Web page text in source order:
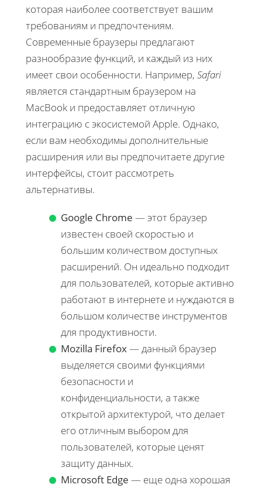
которая наиболее соответствует вашим
требованиям и предпочтениям.
Современные браузеры предлагают
разнообразие функций, и каждый из них
имеет свои особенности. Например, Safari
является стандартным браузером на
MacBook и предоставляет отличную
интеграцию с экосистемой Apple. Однако,
если вам необходимы дополнительные
расширения или вы предпочитаете другие
интерфейсы, стоит рассмотреть
альтернативы.
Google Chrome — этот браузер
известен своей скоростью и
большим количеством доступных
расширений. Он идеально подходит
для пользователей, которые активно
работают в интернете и нуждаются в
большом количестве инструментов
для продуктивности.
Mozilla Firefox— данный браузер
выделяется своими функциями
безопасности и
конфиденциальности, а также
открытой архитектурой, что делает
его отличным выбором для
пользователей, которые ценят
защиту данных.
Microsoft Edge — еще одна хорошая